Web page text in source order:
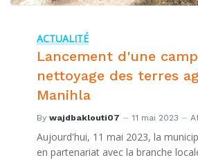
ACTUALITÉ
Lancement d'une
nettoyage des terres
Manihla
By wajdbaklouti07 11 mai 2023
Aujourd'hui, 11 mai 2023, la
en partenariat avec la branche